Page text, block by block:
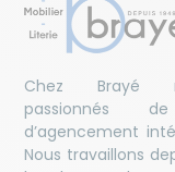
Chez Brayé
passionnés
d’agencement
Nous travaillons